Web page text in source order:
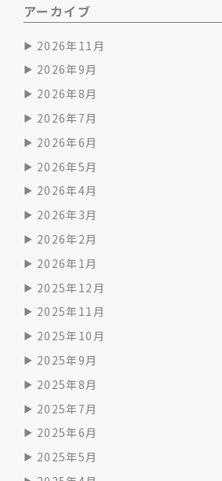
アーカイブ
2026年11月
2026年9月
2026年8月
2026年7月
2026年6月
2026年5月
2026年4月
2026年3月
2026年2月
2026年1月
2025年12月
2025年11月
2025年10月
2025年9月
2025年8月
2025年7月
2025年6月
2025年5月